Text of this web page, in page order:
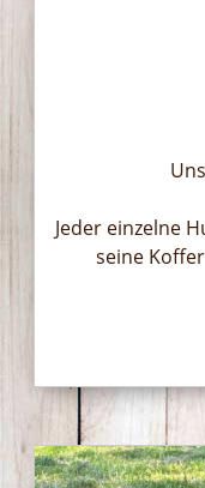
Jeder einzelne
seine